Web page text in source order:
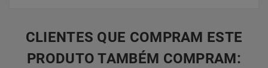
CLIENTES QUE COMPRAM ESTE
PRODUTO TAMBÉM COMPRAM: